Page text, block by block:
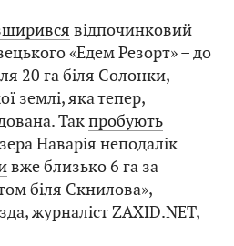
відпочинковий
«Едем Резорт» – до
20 га біля Солонки,
землі, яка тепер,
Такпробують
Наварія неподалік
вже близько 6 га за
біля Скнилова», –
журналіст ZAXID.NET,